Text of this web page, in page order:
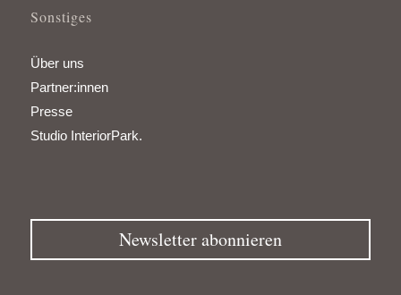
Sonstiges
Über uns
Partner:innen
Presse
Studio InteriorPark.
Newsletter abonnieren